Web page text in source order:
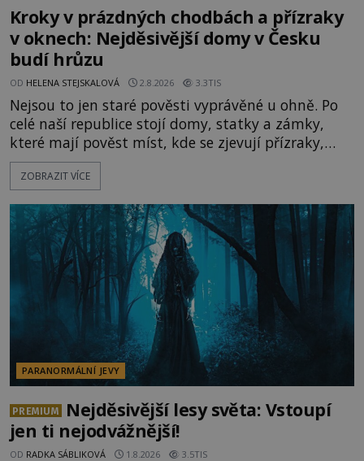
Kroky v prázdných chodbách a přízraky
v oknech: Nejděsivější domy v Česku
budí hrůzu
OD HELENA STEJSKALOVÁ 2.8.2026 3.3TIS
Nejsou to jen staré pověsti vyprávěné u ohně. Po
celé naší republice stojí domy, statky a zámky,
které mají pověst míst, kde se zjevují přízraky,
ozývají nevysvětlitelné zvuky nebo se dějí podivné
jevy. Zatímco historici většinou hledají racionální
lokality vykazují nápadně podobná svědectví po
celé generace. A právě tato opakující se svědectví
ZOBRAZIT VÍCE
PARANORMÁLNÍ JEVY
PREMIUM
Nejděsivější lesy světa: Vstoupí
jen ti nejodvážnější!
OD RADKA SÁBLIKOVÁ 1.8.2026 3.5TIS